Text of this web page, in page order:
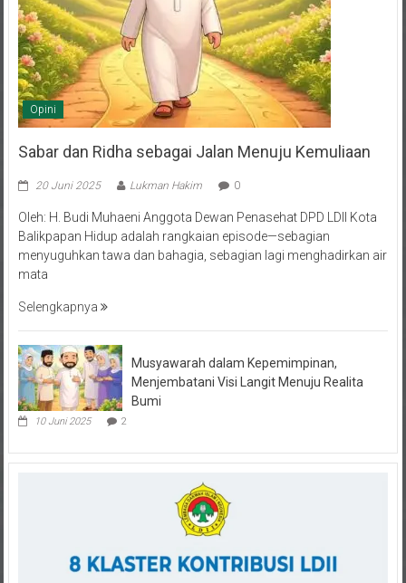
Opini
Sabar dan Ridha sebagai Jalan Menuju Kemuliaan
Balikpapan Hidup adalah rangkaian episode—sebagian
menyuguhkan tawa dan bahagia, sebagian lagi menghadirkan air
mata
Menjembatani Visi Langit Menuju Realita
Bumi
10 Juni 2025 2